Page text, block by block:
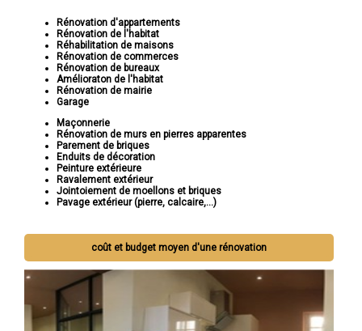
Rénovation d'appartements
Rénovation de l'habitat
Réhabilitation de maisons
Rénovation de commerces
Rénovation de bureaux
Amélioraton de l'habitat
Rénovation de mairie
Garage
Maçonnerie
Rénovation de murs en pierres apparentes
Parement de briques
Enduits de décoration
Peinture extérieure
Ravalement extérieur
Jointoiement de moellons et briques
Pavage extérieur (pierre, calcaire,...)
coût et budget moyen d'une rénovation